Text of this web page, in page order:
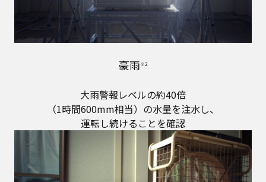
豪雨※2
大雨警報レベルの約40倍
（1時間600mm相当）の水量を注水し、
運転し続けることを確認